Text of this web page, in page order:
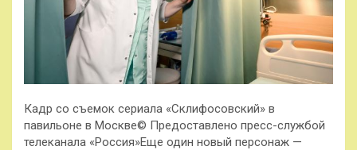
Кадр со съемок сериала «Склифосовский» в
павильоне в Москве© Предоставлено пресс-службой
телеканала «Россия»Еще один новый персонаж —